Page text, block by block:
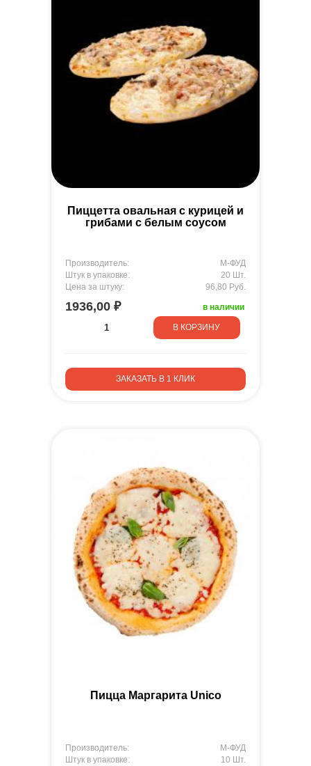
Пиццетта овальная с курицей и
грибами с белым соусом
Производитель:
М-ФУД
Штук в упаковке:
20 Шт.
Цена за штуку:
96,80 Руб.
1936,00 ₽ в наличии
В КОРЗИНУ
ЗАКАЗАТЬ В 1 КЛИК
Пицца Маргарита Unico
Производитель:
М-ФУД
Штук в упаковке:
10 Шт.